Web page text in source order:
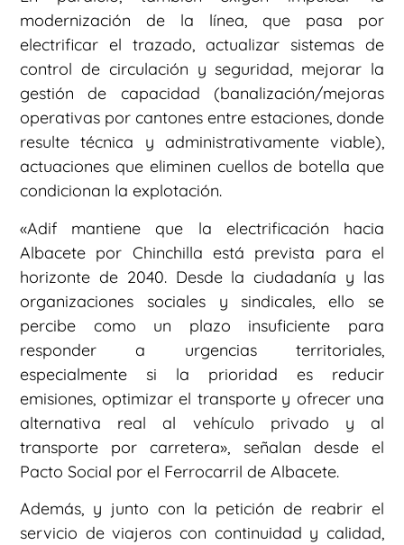
modernización de la línea, que pasa por
electrificar el trazado, actualizar sistemas de
control de circulación y seguridad, mejorar la
gestión de capacidad (banalización/mejoras
operativas por cantones entre estaciones, donde
resulte técnica y administrativamente viable),
actuaciones que eliminen cuellos de botella que
condicionan la explotación.
«Adif mantiene que la electrificación hacia
Albacete por Chinchilla está prevista para el
horizonte de 2040. Desde la ciudadanía y las
organizaciones sociales y sindicales, ello se
percibe como un plazo insuficiente para
responder a urgencias territoriales,
especialmente si la prioridad es reducir
emisiones, optimizar el transporte y ofrecer una
alternativa real al vehículo privado y al
transporte por carretera», señalan desde el
Pacto Social por el Ferrocarril de Albacete.
Además, y junto con la petición de reabrir el
servicio de viajeros con continuidad y calidad,